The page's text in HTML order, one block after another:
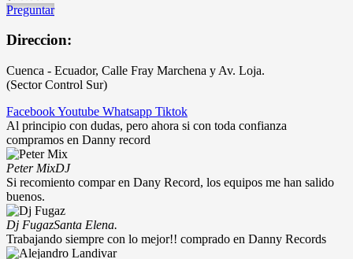
Preguntar
Direccion:
Cuenca - Ecuador, Calle Fray Marchena y Av. Loja.
(Sector Control Sur)
FacebookYoutube Whatsapp Tiktok
Al principio con dudas, pero ahora si con toda confianza
compramos en Danny record
Peter MixDJ
Si recomiento compar en Dany Record, los equipos me han salido
buenos.
Dj FugazSanta Elena.
Trabajando siempre con lo mejor!! comprado en Danny Records